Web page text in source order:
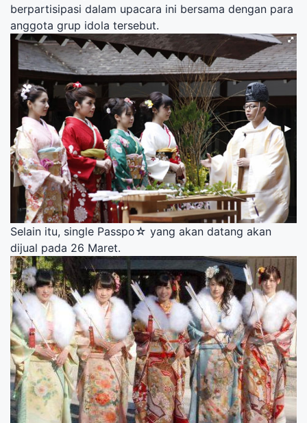
berpartisipasi dalam upacara ini bersama dengan para
anggota grup idola tersebut.
Selain itu, single Passpo☆ yang akan datang akan
dijual pada 26 Maret.